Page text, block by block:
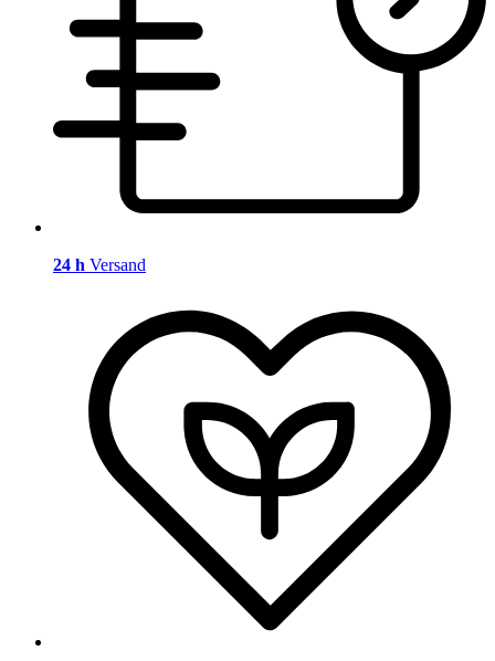
24 h Versand